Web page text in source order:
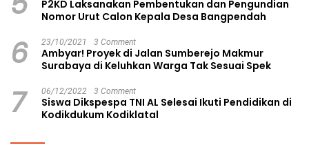
P2KD Laksanakan Pembentukan dan Pengundian
Nomor Urut Calon Kepala Desa Bangpendah
6 23/10/2021 3 Comment
Ambyar! Proyek di Jalan Sumberejo Makmur
Surabaya di Keluhkan Warga Tak Sesuai Spek
7 06/12/2022 3 Comment
Siswa Dikspespa TNI AL Selesai Ikuti Pendidikan di
Kodikdukum Kodiklatal